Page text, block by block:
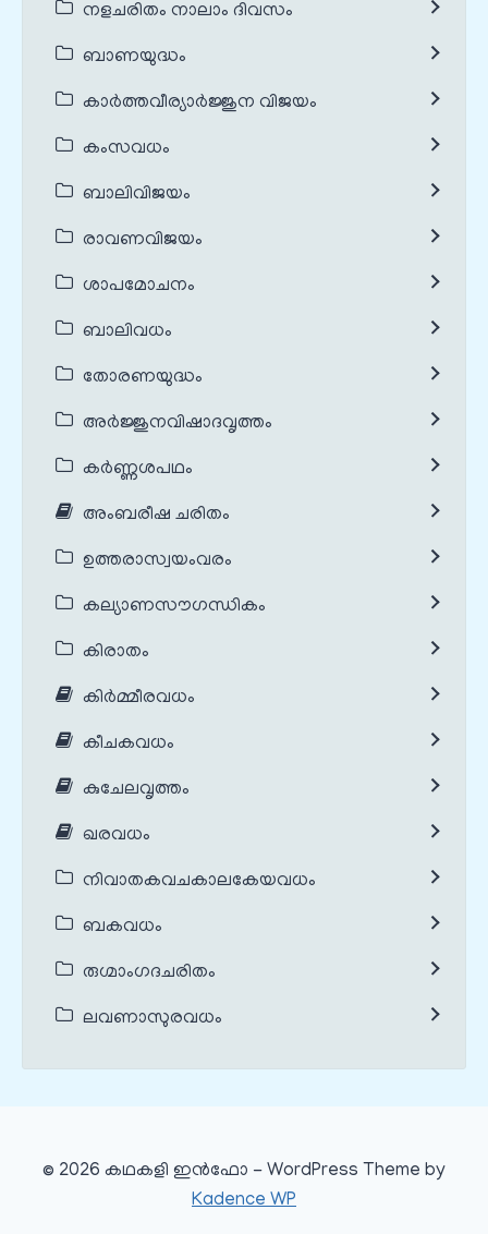
നളചരിതം നാലാം ദിവസം
ബാണയുദ്ധം
കാർത്തവീര്യാർജ്ജുന വിജയം
കംസവധം
ബാലിവിജയം
രാവണവിജയം
ശാപമോചനം
ബാലിവധം
തോരണയുദ്ധം
അർജ്ജുനവിഷാദവൃത്തം
കർണ്ണശപഥം
അംബരീഷ ചരിതം
ഉത്തരാസ്വയംവരം
കല്യാണസൗഗന്ധികം
കിരാതം
കിർമ്മീരവധം
കീചകവധം
കുചേലവൃത്തം
ഖരവധം
നിവാതകവചകാലകേയവധം
ബകവധം
രുഗ്മാംഗദചരിതം
ലവണാസുരവധം
© 2026 കഥകളി ഇൻഫോ - WordPress Theme by
Kadence WP